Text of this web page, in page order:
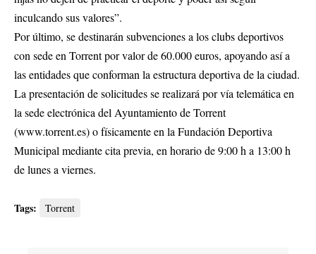
inculcando sus valores”.
Por último, se destinarán subvenciones a los clubs deportivos
con sede en Torrent por valor de 60.000 euros, apoyando así a
las entidades que conforman la estructura deportiva de la ciudad.
La presentación de solicitudes se realizará por vía telemática en
la sede electrónica del Ayuntamiento de Torrent
(www.torrent.es) o físicamente en la Fundación Deportiva
Municipal mediante cita previa, en horario de 9:00 h a 13:00 h
de lunes a viernes.
Tags: Torrent